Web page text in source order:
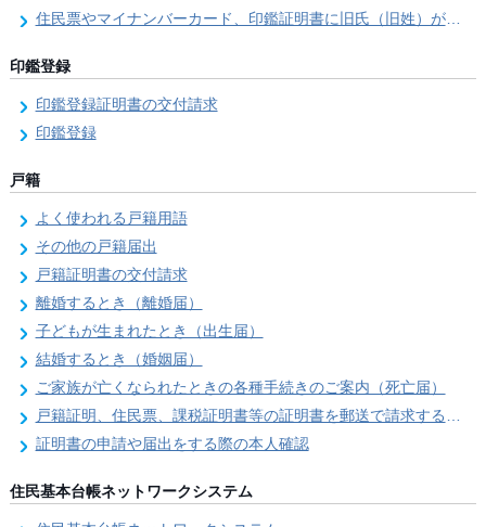
住民票やマイナンバーカード、印鑑証明書に旧氏（旧姓）が併記できるようになりました！
印鑑登録
印鑑登録証明書の交付請求
印鑑登録
戸籍
よく使われる戸籍用語
その他の戸籍届出
戸籍証明書の交付請求
離婚するとき（離婚届）
子どもが生まれたとき（出生届）
結婚するとき（婚姻届）
ご家族が亡くなられたときの各種手続きのご案内（死亡届）
戸籍証明、住民票、課税証明書等の証明書を郵送で請求する際の本人確認
証明書の申請や届出をする際の本人確認
住民基本台帳ネットワークシステム